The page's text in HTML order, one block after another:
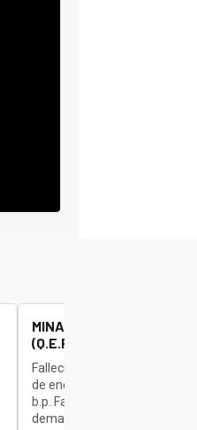
MINAUDO JOSE "BETA"
(Q.E.P.D.).
Falleció en Balcarce el 27
de enero de 2025 c.a.s.r. y
b.p. Familiares, amigos y
demas deudos participan